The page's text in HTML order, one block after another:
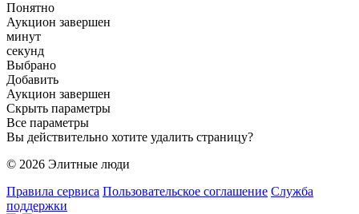
Понятно
Аукцион завершен
минут
секунд
Выбрано
Добавить
Аукцион завершен
Скрыть параметры
Все параметры
Вы действительно хотите удалить страницу?
© 2026 Элитные люди
Правила сервиса Пользовательское соглашение Служба
поддержки